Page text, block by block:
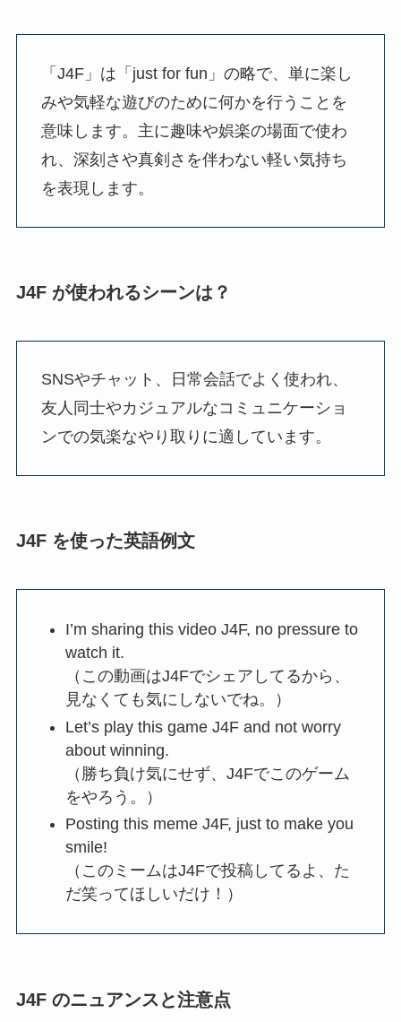
「J4F」は「just for fun」の略で、単に楽し
みや気軽な遊びのために何かを行うことを
意味します。主に趣味や娯楽の場面で使わ
れ、深刻さや真剣さを伴わない軽い気持ち
を表現します。
J4F が使われるシーンは？
SNSやチャット、日常会話でよく使われ、
友人同士やカジュアルなコミュニケーショ
ンでの気楽なやり取りに適しています。
J4F を使った英語例文
I’m sharing this video J4F, no pressure to
watch it.
（この動画はJ4Fでシェアしてるから、
見なくても気にしないでね。）
Let’s play this game J4F and not worry
about winning.
（勝ち負け気にせず、J4Fでこのゲーム
をやろう。）
Posting this meme J4F, just to make you
smile!
（このミームはJ4Fで投稿してるよ、た
だ笑ってほしいだけ！）
J4F のニュアンスと注意点